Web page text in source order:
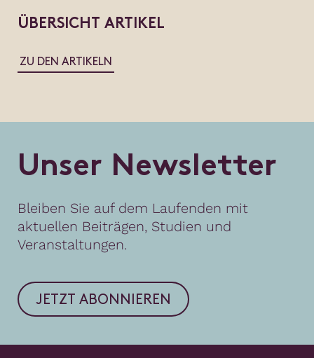
ÜBERSICHT ARTIKEL
ZU DEN ARTIKELN
Unser Newsletter
Bleiben Sie auf dem Laufenden mit
aktuellen Beiträgen, Studien und
Veranstaltungen.
JETZT ABONNIEREN